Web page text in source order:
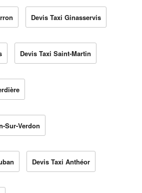
Devis Taxi Ginasservis
Devis Taxi Saint-Martin
Sur-Verdon
Devis Taxi Anthéor